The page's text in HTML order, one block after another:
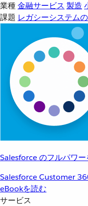
業種金融サービス 製造
課題 レガシーシステム
Salesforce のフルパワ
Salesforce Customer
eBookを読む
サービス